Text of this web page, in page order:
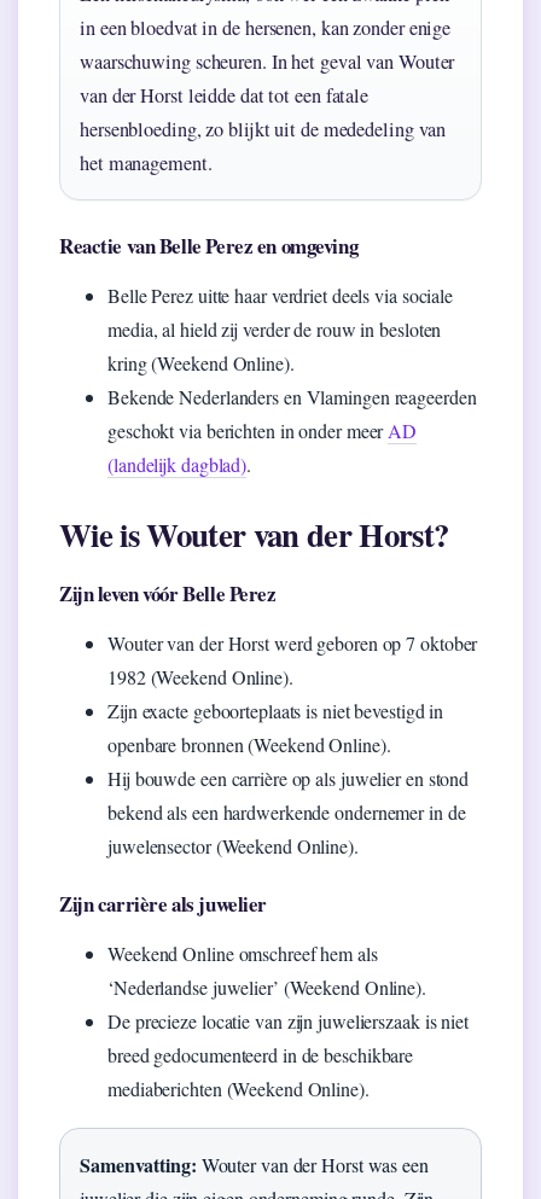
in een bloedvat in de hersenen, kan zonder enige
waarschuwing scheuren. In het geval van Wouter
van der Horst leidde dat tot een fatale
hersenbloeding, zo blijkt uit de mededeling van
het management.
Reactie van Belle Perez en omgeving
Belle Perez uitte haar verdriet deels via sociale
media, al hield zij verder de rouw in besloten
kring (Weekend Online).
Bekende Nederlanders en Vlamingen reageerden
geschokt via berichten in onder meerAD
(landelijk dagblad).
Wie is Wouter van der Horst?
Zijn leven vóór Belle Perez
Wouter van der Horst werd geboren op 7 oktober
1982 (Weekend Online).
Zijn exacte geboorteplaats is niet bevestigd in
openbare bronnen (Weekend Online).
Hij bouwde een carrière op als juwelier en stond
bekend als een hardwerkende ondernemer in de
juwelensector (Weekend Online).
Zijn carrière als juwelier
Weekend Online omschreef hem als
‘Nederlandse juwelier’ (Weekend Online).
De precieze locatie van zijn juwelierszaak is niet
breed gedocumenteerd in de beschikbare
mediaberichten (Weekend Online).
Samenvatting: Wouter van der Horst was een